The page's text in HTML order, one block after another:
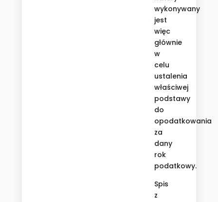
wykonywany
jest
więc
głównie
w
celu
ustalenia
właściwej
podstawy
do
opodatkowania
za
dany
rok
podatkowy.
Spis
z